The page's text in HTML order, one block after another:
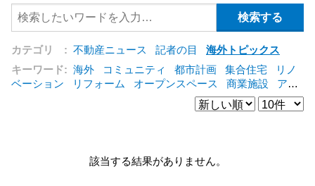
カテゴリ : 不動産ニュース 記者の目
海外トピックス
キーワード: 海外 コミュニティ 都市計画 集合住宅
リノ
ベーション
リフォーム オープンスペース 商業施設
アパ
エネルギー
新型コロ
コンバージョン
都市再生
該当する結果がありません。